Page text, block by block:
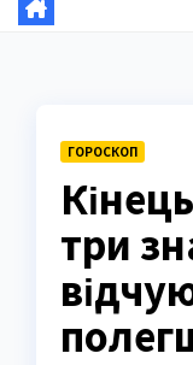
ГОРОСКОП
три